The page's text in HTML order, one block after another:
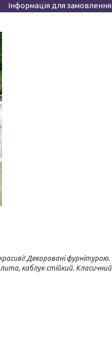
Інформація для замовлення
Декоровані фурнітурою.
каблук стійкий. Класичний